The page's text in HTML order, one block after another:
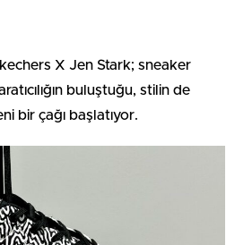
X Jen Stark; sneaker
buluştuğu, stilin de
bir çağı başlatıyor.